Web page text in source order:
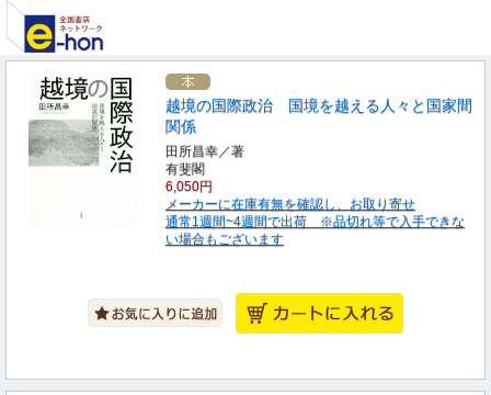
越境の国際政治 国境を越える人々と国家間
関係
田所昌幸／著
有斐閣
6,050円
メーカーに在庫有無を確認し、お取り寄せ
通常1週間~4週間で出荷 ※品切れ等で入手できな
い場合もございます